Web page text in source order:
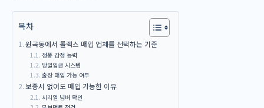
목차
원곡동에서 롤렉스 매입 업체를 선택하는 기준
정품 감정 능력
당일입금 시스템
출장 매입 가능 여부
보증서 없어도 매입 가능한 이유
시리얼 넘버 확인